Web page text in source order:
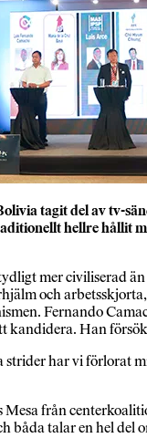
tagit del av tv-
hellre hållit
mer civiliserad
och
Fernando
kandidera. Han
strider har vi förlorat
från
båda talar en hel del